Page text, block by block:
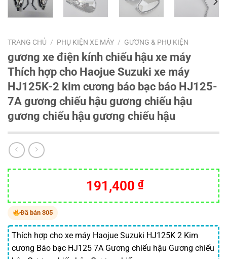
TRANG CHỦ / PHỤ KIỆN XE MÁY / GƯƠNG & PHỤ KIỆN
gương xe điện kính chiếu hậu xe máy
Thích hợp cho Haojue Suzuki xe máy
HJ125K-2 kim cương báo bạc báo HJ125-
7A gương chiếu hậu gương chiếu hậu
gương chiếu hậu gương chiếu hậu
Giá
gốc
317,900 ₫.
191,400 ₫Giá
hiện
là:
191,400 ₫.
Đã bán 305
Thích hợp cho xe máy Haojue Suzuki HJ125K 2 Kim
cương Báo bạc HJ125 7A Gương chiếu hậu Gương chiếu